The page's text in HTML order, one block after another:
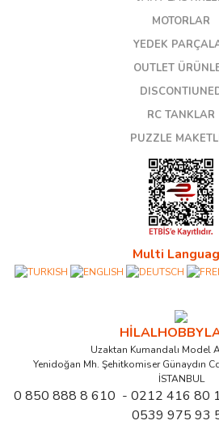
MOTORLAR
YEDEK
OUTLET
RC TANKLAR
PUZZLE
Multi
Uzaktan Kumandalı Model
Yenidoğan Mh. Şehitkomiser Günaydın
İSTANBUL
0 850 888 8 610 - 0212 416 80
0539 975 93